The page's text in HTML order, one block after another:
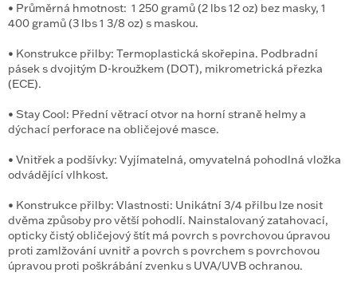
• Průměrná hmotnost: 1 250 gramů (2 lbs 12 oz) bez masky, 1
400 gramů (3 lbs 1 3/8 oz) s maskou.
• Konstrukce přilby: Termoplastická skořepina. Podbradní
pásek s dvojitým D-kroužkem (DOT), mikrometrická přezka
(ECE).
• Stay Cool: Přední větrací otvor na horní straně helmy a
dýchací perforace na obličejové masce.
• Vnitřek a podšívky: Vyjímatelná, omyvatelná pohodlná vložka
odvádějící vlhkost.
• Konstrukce přilby: Vlastnosti: Unikátní 3/4 přilbu lze nosit
dvěma způsoby pro větší pohodlí. Nainstalovaný zatahovací,
opticky čistý obličejový štít má povrch s povrchovou úpravou
proti zamlžování uvnitř a povrch s povrchem s povrchovou
úpravou proti poškrábání zvenku s UVA/UVB ochranou.